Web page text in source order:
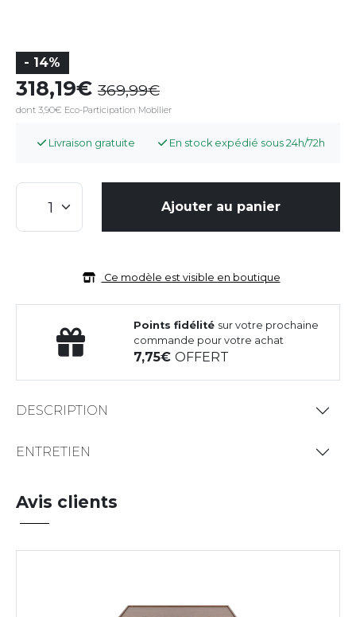
- 14%
318,19 369,99
dont 3,90€ Eco-Participation Mobilier
Livraison gratuite En stock expédié sous 24h/72h
Ajouter au panier
Ce modèle est visible en boutique
Points fidélité sur votre prochaine
commande pour votre achat
7,75OFFERT
DESCRIPTION
ENTRETIEN
Avis clients